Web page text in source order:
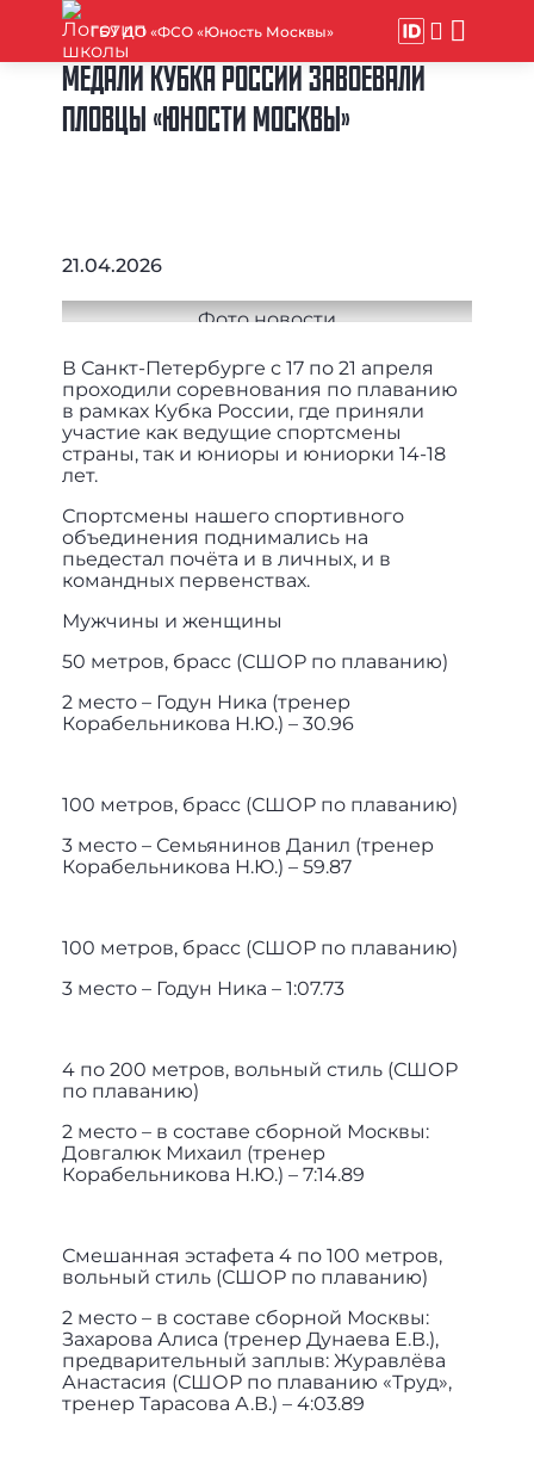
ГБУ ДО «ФСО «Юность Москвы»
МЕДАЛИ КУБКА РОССИИ ЗАВОЕВАЛИ
ПЛОВЦЫ «ЮНОСТИ МОСКВЫ»
21.04.2026
В Санкт-Петербурге с 17 по 21 апреля
проходили соревнования по плаванию
в рамках Кубка России, где приняли
участие как ведущие спортсмены
страны, так и юниоры и юниорки 14-18
лет.
Спортсмены нашего спортивного
объединения поднимались на
пьедестал почёта и в личных, и в
командных первенствах.
Мужчины и женщины
50 метров, брасс (СШОР по плаванию)
2 место – Годун Ника (тренер
Корабельникова Н.Ю.) – 30.96
100 метров, брасс (СШОР по плаванию)
3 место – Семьянинов Данил (тренер
Корабельникова Н.Ю.) – 59.87
100 метров, брасс (СШОР по плаванию)
3 место – Годун Ника – 1:07.73
4 по 200 метров, вольный стиль (СШОР
по плаванию)
2 место – в составе сборной Москвы:
Довгалюк Михаил (тренер
Корабельникова Н.Ю.) – 7:14.89
Смешанная эстафета 4 по 100 метров,
вольный стиль (СШОР по плаванию)
2 место – в составе сборной Москвы:
Захарова Алиса (тренер Дунаева Е.В.),
предварительный заплыв: Журавлёва
Анастасия (СШОР по плаванию «Труд»,
тренер Тарасова А.В.) – 4:03.89